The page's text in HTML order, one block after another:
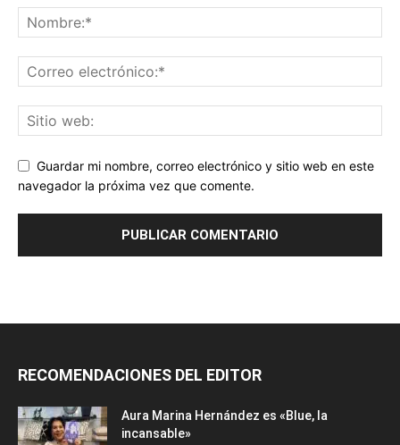
Guardar mi nombre, correo electrónico y sitio web en este
navegador la próxima vez que comente.
RECOMENDACIONES DEL EDITOR
Aura Marina Hernández es «Blue, la
incansable»